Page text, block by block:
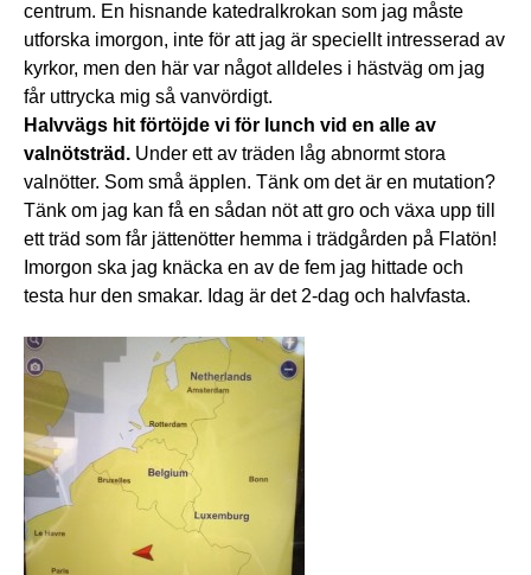
centrum. En hisnande katedralkrokan som jag måste
utforska imorgon, inte för att jag är speciellt intresserad av
kyrkor, men den här var något alldeles i hästväg om jag
får uttrycka mig så vanvördigt.
Halvvägs hit förtöjde vi för lunch vid en alle av
valnötsträd. Under ett av träden låg abnormt stora
valnötter. Som små äpplen. Tänk om det är en mutation?
Tänk om jag kan få en sådan nöt att gro och växa upp till
ett träd som får jättenötter hemma i trädgården på Flatön!
Imorgon ska jag knäcka en av de fem jag hittade och
testa hur den smakar. Idag är det 2-dag och halvfasta.